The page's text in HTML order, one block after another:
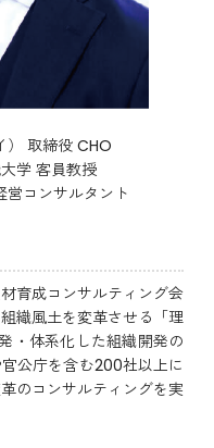
） 取締役 CHO
学 客員教授
コンサルタント
育成コンサルティング会
織風土を変革させる「理
・体系化した組織開発の
公庁を含む200社以上に
のコンサルティングを実